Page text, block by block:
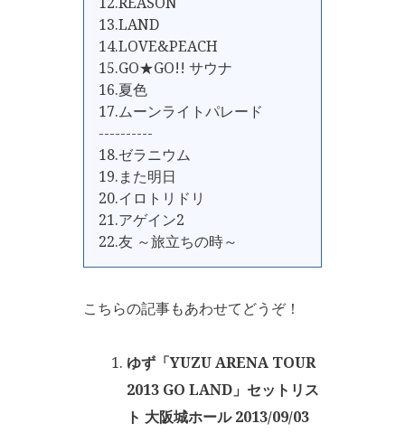
13.LAND
14.LOVE&PEACH
15.GO★GO!! サウナ
16.夏色
17.ムーンライトパレード
----------
18.ゼラニウム
19.また明日
20.イロトリドリ
21.アゲイン2
22.友 ～旅立ちの時～
こちらの記事もあわせてどうぞ！
ゆず「YUZU ARENA TOUR
2013 GO LAND」セットリス
ト 大阪城ホール 2013/09/03